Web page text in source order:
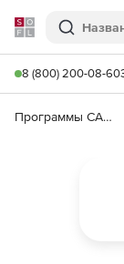
Softline
Поиск
8 (800) 200-08-60
Программы САПР и ГИС